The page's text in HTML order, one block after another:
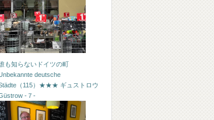
も知らないドイツの町
deutsche
（115）★★★ ギュストロウ
-７-